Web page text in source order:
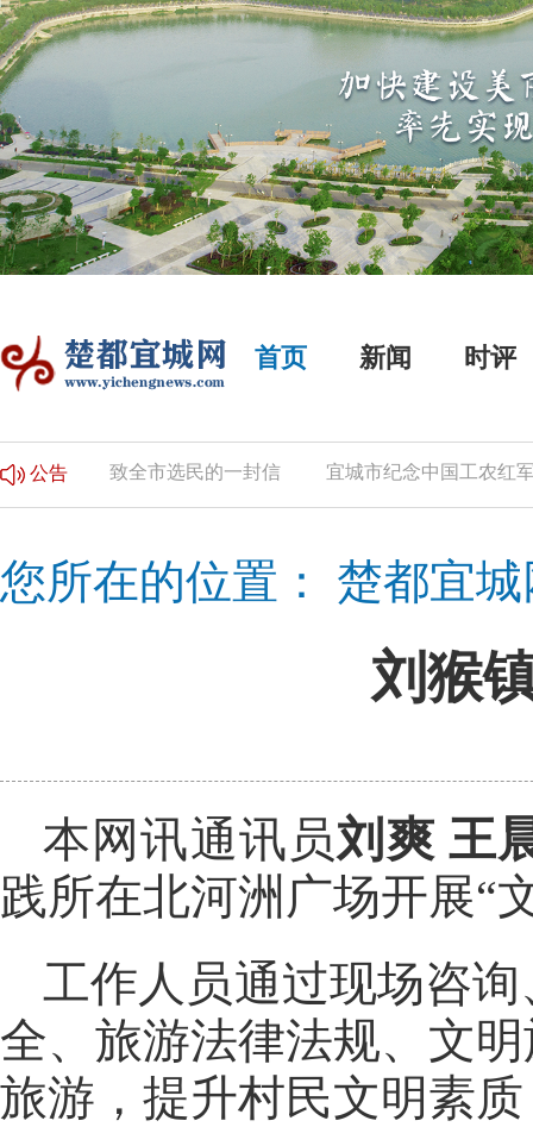
首页 新闻 时评
公告
公告 致全市选民的一封信 宜城市纪念中国工农红军
您所在的位置： 楚都宜城
刘猴
本网讯通讯员刘爽 王
践所在北河洲广场开展“
工作人员通过现场咨
全、旅游法律法规、文
旅游，提升村民文明素